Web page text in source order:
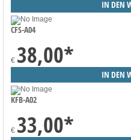
CFS-A04
€ 38,00*
KFB-A02
€ 33,00*